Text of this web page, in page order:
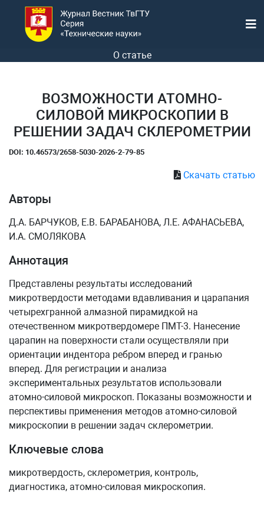
О статье
ВОЗМОЖНОСТИ АТОМНО-
СИЛОВОЙ МИКРОСКОПИИ В
РЕШЕНИИ ЗАДАЧ СКЛЕРОМЕТРИИ
DOI: 10.46573/2658-5030-2026-2-79-85
Скачать статью
Авторы
Д.А. БАРЧУКОВ, Е.В. БАРАБАНОВА, Л.Е. АФАНАСЬЕВА,
И.А. СМОЛЯКОВА
Аннотация
Представлены результаты исследований
микротвердости методами вдавливания и царапания
четырехгранной алмазной пирамидкой на
отечественном микротвердомере ПМТ-3. Нанесение
царапин на поверхности стали осуществляли при
ориентации индентора ребром вперед и гранью
вперед. Для регистрации и анализа
экспериментальных результатов использовали
атомно-силовой микроскоп. Показаны возможности и
перспективы применения методов атомно-силовой
микроскопии в решении задач склерометрии.
Ключевые слова
микротвердость, склерометрия, контроль,
диагностика, атомно-силовая микроскопия.